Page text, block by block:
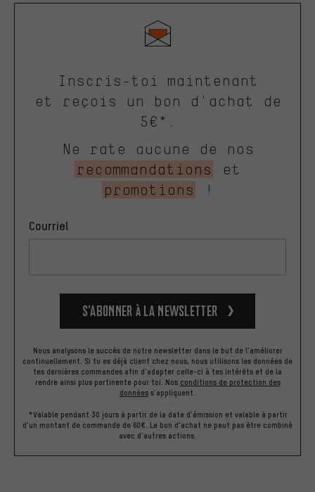
Inscris-toi maintenant
et reçois un bon d'achat de
5€*.
Ne rate aucune de nos
recommandations
et
promotions
!
Courriel
S’abonner à la newsletter
Nous analysons le succès de notre newsletter dans le but de l'améliorer
continuellement. Si tu es déjà client chez nous, nous utilisons les données de
tes dernières commandes afin d'adapter celle-ci à tes intérêts et de la
rendre ainsi plus pertinente pour toi. Nos conditions de protection des
données s'appliquent.
*Valable pendant 30 jours à partir de la date d'émission et valable à partir
d'un montant de commande de 60€. Le bon d'achat ne peut pas être combiné
avec d'autres actions.